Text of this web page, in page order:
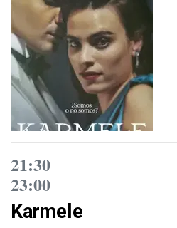
21:30
23:00
Karmele